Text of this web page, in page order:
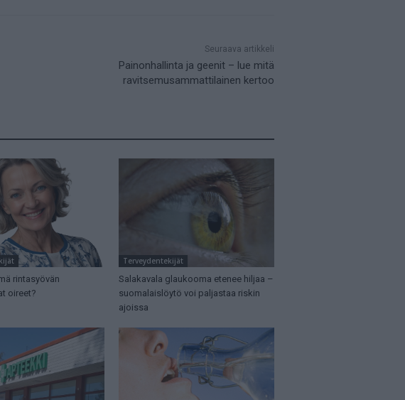
Seuraava artikkeli
Painonhallinta ja geenit – lue mitä
ravitsemusammattilainen kertoo
rintasyövän
oireet?
Terveydentekijät
Salakavala glaukooma etenee hiljaa –
suomalaislöytö voi paljastaa riskin
ajoissa